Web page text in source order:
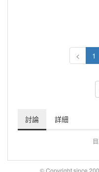
< 1
討論 詳細
© Copyright since